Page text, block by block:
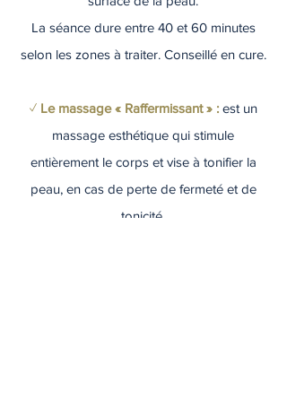
La séance dure entre 40 et 60 minutes
selon les zones à traiter. Conseillé en cure.
✓ Le massage « Raffermissant » : est un
massage esthétique qui stimule
entièrement le corps et vise à tonifier la
peau, en cas de perte de fermeté et de
tonicité.